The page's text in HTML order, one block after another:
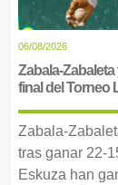
06/08/2026
Zabala-
final del Torneo
Zabala-
tras ganar 22-
Eskuza han